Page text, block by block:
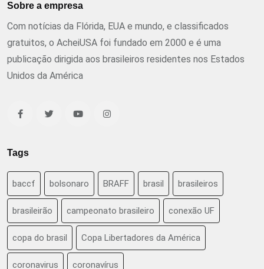
Sobre a empresa
Com notícias da Flórida, EUA e mundo, e classificados
gratuitos, o AcheiUSA foi fundado em 2000 e é uma
publicação dirigida aos brasileiros residentes nos Estados
Unidos da América
Tags
baccf bolsonaro BRAFF brasil brasileiros
brasileirão campeonato brasileiro conexão UF
copa do brasil Copa Libertadores da América
coronavirus coronavírus